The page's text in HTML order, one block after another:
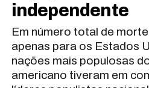
independente
Em número total de
apenas para os Estados
nações mais populosas
americano tiveram em